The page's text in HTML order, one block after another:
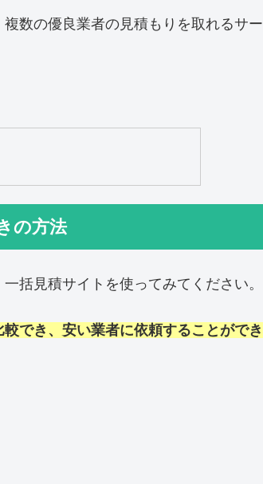
数の優良業者の見積もりを取れるサー
の方法
括見積サイトを使ってみてください。
でき、安い業者に依頼することができ